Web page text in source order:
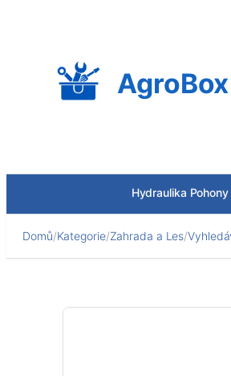
AgroBox
Hydraulika Pohony
Domů/Kategorie/Zahrada a Les/